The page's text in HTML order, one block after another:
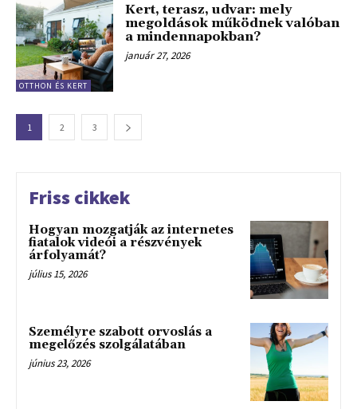
OTTHON ÉS KERT
Kert, terasz, udvar: mely
megoldások működnek valóban
a mindennapokban?
január 27, 2026
1 2 3
Friss cikkek
Hogyan mozgatják az internetes
fiatalok videói a részvények
árfolyamát?
július 15, 2026
Személyre szabott orvoslás a
megelőzés szolgálatában
június 23, 2026